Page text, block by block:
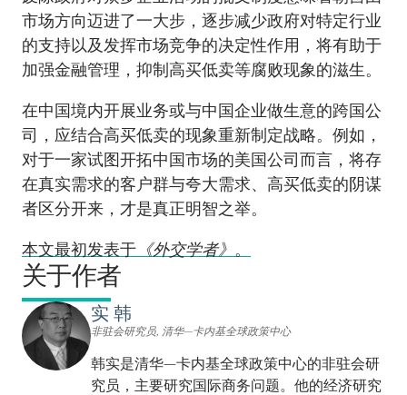
市场方向迈进了一大步，逐步减少政府对特定行业
的支持以及发挥市场竞争的决定性作用，将有助于
加强金融管理，抑制高买低卖等腐败现象的滋生。
在中国境内开展业务或与中国企业做生意的跨国公
司，应结合高买低卖的现象重新制定战略。例如，
对于一家试图开拓中国市场的美国公司而言，将存
在真实需求的客户群与夸大需求、高买低卖的阴谋
者区分开来，才是真正明智之举。
本文最初发表于 《外交学者》 。
关于作者
实 韩
非驻会研究员, 清华—卡内基全球政策中心
韩实是清华—卡内基全球政策中心的非驻会研
究员，主要研究国际商务问题。他的经济研究